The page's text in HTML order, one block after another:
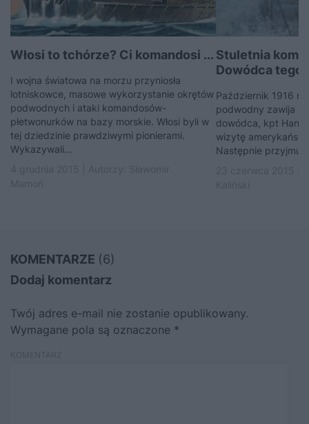
Włosi to tchórze? Ci komandosi ...
I wojna światowa na morzu przyniosła
lotniskowce, masowe wykorzystanie okrętów
podwodnych i ataki komandosów-
płetwonurków na bazy morskie. Włosi byli w
tej dziedzinie prawdziwymi pionierami.
Wykazywali...
Stuletnia
Dowódca tego
Październik 1916
podwodny zawija
dowódca, kpt Hans
wizytę
Następnie
KOMENTARZE (6)
Dodaj komentarz
Twój adres e-mail nie zostanie opublikowany.
Wymagane pola są oznaczone *